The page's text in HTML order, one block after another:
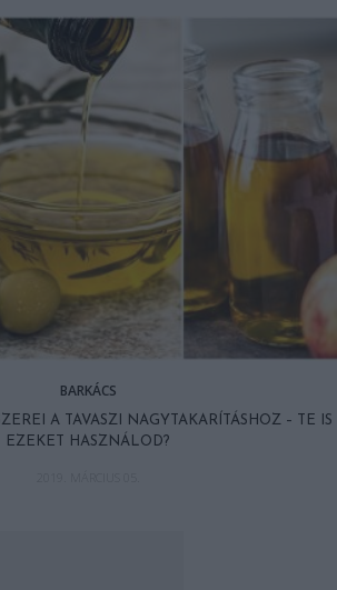
BARKÁCS
A TAVASZI NAGYTAKARÍTÁSHOZ – TE IS
EZEKET HASZNÁLOD?